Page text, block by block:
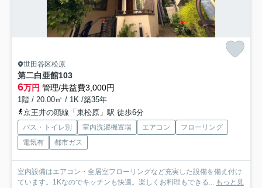
世田谷区松原
第二白亜館103
6万円 管理/共益費3,000円
1階 / 20.00㎡ / 1K /築35年
京王井の頭線「東松原」駅 徒歩6分
バス・トイレ別 室内洗濯機置場 エアコン
フローリング
電気有
都市ガス
室内設備はエアコン・全居室フローリングなど充実した設備を備え付け
ています。1Kなのでキッチンも快適。楽しくお料理もできる... もっと見